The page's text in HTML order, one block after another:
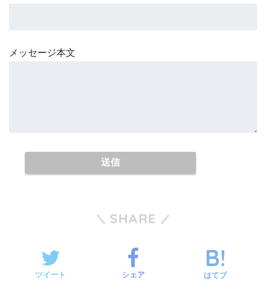
メッセージ本文
SHARE
ツイート シェア はてブ